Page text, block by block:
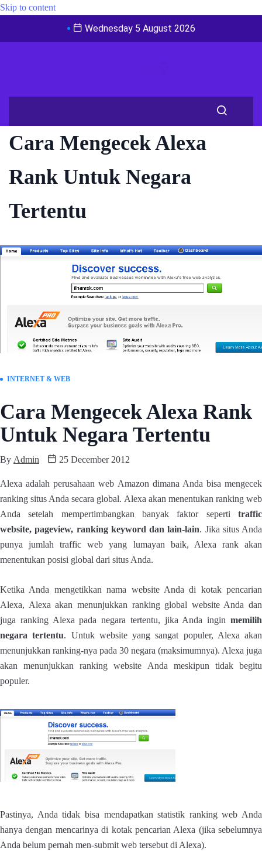
Skip to content
Wednesday 5 August 2026
Cara Mengecek Alexa
Rank Untuk Negara
Tertentu
INTERNET & WEB
Cara Mengecek Alexa Rank
Untuk Negara Tertentu
By Admin 25 December 2012
Alexa adalah perusahaan web Amazon dimana Anda bisa mengecek
ranking situs Anda secara global. Alexa akan menentukan ranking web
Anda setelah mempertimbangkan banyak faktor seperti traffic
website, pageview, ranking keyword dan lain-lain. Jika situs Anda
punya jumlah traffic web yang lumayan baik, Alexa rank akan
menentukan posisi global dari situs Anda.
Ketika Anda mengetikkan nama website Anda di kotak pencarian
Alexa, Alexa akan menunjukkan ranking global website Anda dan
juga ranking Alexa pada negara tertentu, jika Anda ingin memilih
negara tertentu. Untuk website yang sangat populer, Alexa akan
menunjukkan ranking-nya pada 30 negara (maksimumnya). Alexa juga
akan menunjukkan ranking website Anda meskipun tidak begitu
populer.
Pastinya, Anda tidak bisa mendapatkan statistik ranking web Anda
hanya dengan mencarinya di kotak pencarian Alexa (jika sebelumnya
Anda belum pernah men-submit web tersebut di Alexa).